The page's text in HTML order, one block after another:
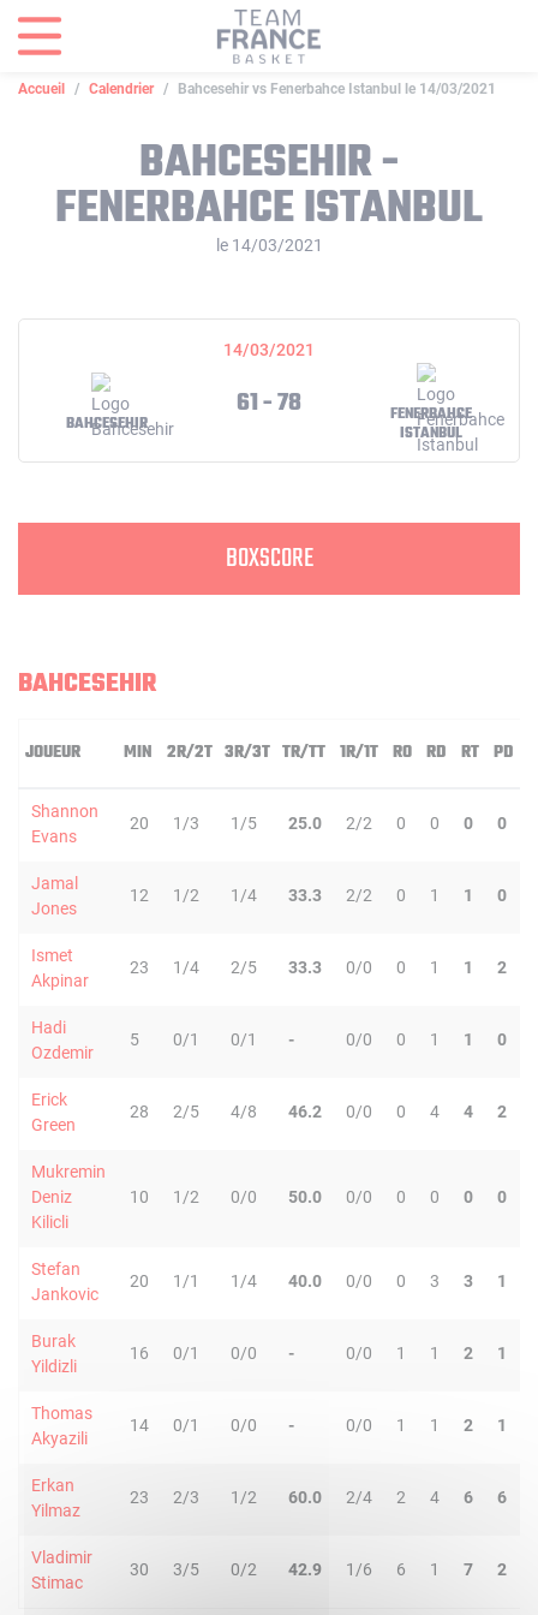
Accueil Calendrier Bahcesehir vs Fenerbahce Istanbul le 14/03/2021
BAHCESEHIR -
FENERBAHCE ISTANBUL
le 14/03/2021
14/03/2021
BAHCESEHIR
61 - 78
FENERBAHCE
ISTANBUL
BOXSCORE
BAHCESEHIR
JOUEUR MIN 2R/2T 3R/3T TR/TT 1R/1T RO RD RT PD
Shannon
Evans
20 1/3 1/5 25.0 2/2 0 0 0 0
Jamal
Jones
12 1/2 1/4 33.3 2/2 0 1 1 0
Ismet
Akpinar
23 1/4 2/5 33.3 0/0 0 1 1 2
Hadi
Ozdemir
5 0/1 0/1 - 0/0 0 1 1 0
Erick
Green
28 2/5 4/8 46.2 0/0 0 4 4 2
Mukremin
Deniz
Kilicli
10 1/2 0/0 50.0 0/0 0 0 0 0
Stefan
Jankovic
20 1/1 1/4 40.0 0/0 0 3 3 1
Burak
Yildizli
16 0/1 0/0 - 0/0 1 1 2 1
Thomas
Akyazili
14 0/1 0/0 - 0/0 1 1 2 1
Erkan
Yilmaz
23 2/3 1/2 60.0 2/4 2 4 6 6
Vladimir
Stimac
30 3/5 0/2 42.9 1/6 6 1 7 2
Panneau de gestion des cookies